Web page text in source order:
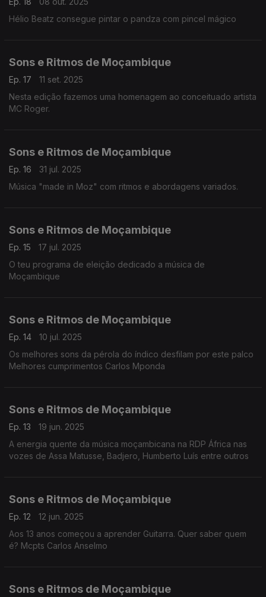
Hélio Beatz consegue pintar o pandza com pincel mágico
Sons e Ritmos de Moçambique
Ep. 17
11 set. 2025
Nesta edição fazemos uma homenagem ao conceituado artista
MC Roger.
Sons e Ritmos de Moçambique
Ep. 16
31 jul. 2025
Música "made in Moz" com ritmos e abordagens variados.
Sons e Ritmos de Moçambique
Ep. 15
17 jul. 2025
O teu programa de eleição dedicado a música de
Moçambique
Sons e Ritmos de Moçambique
Ep. 14
10 jul. 2025
Os melhores sons da pérola do índico desfilam por este palco
Melhores cumprimentos Carlos Mponda
Sons e Ritmos de Moçambique
Ep. 13
19 jun. 2025
A energia quente da música moçambicana na RDP África nas
vozes de Assa Matusse, Badjero, Humberto Luís entre outros
Sons e Ritmos de Moçambique
Ep. 12
12 jun. 2025
Aos 13 anos começou a aprender Guitarra. Quer saber quem
é? Mcpts Carlos Anselmo
Sons e Ritmos de Moçambique